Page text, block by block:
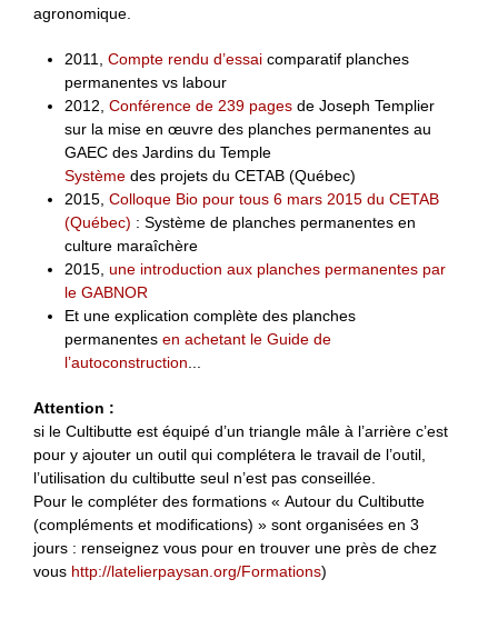
agronomique.
2011,Compte rendu d’essai comparatif planches
permanentes vs labour
2012,Conférence de 239 pages de Joseph Templier
sur la mise en œuvre des planches permanentes au
GAEC des Jardins du Temple
Système des projets du CETAB (Québec)
2015,Colloque Bio pour tous 6 mars 2015 du CETAB
(Québec) : Système de planches permanentes en
culture maraîchère
2015,une introduction aux planches permanentes par
le GABNOR
Et une explication complète des planches
permanentesen achetant le Guide de
l’autoconstruction
Attention :
si le Cultibutte est équipé d’un triangle mâle à l’arrière c’est
pour y ajouter un outil qui complétera le travail de l’outil,
l’utilisation du cultibutte seul n’est pas conseillée.
Pour le compléter des formations « Autour du Cultibutte
(compléments et modifications) » sont organisées en 3
jours : renseignez vous pour en trouver une près de chez
vous http://latelierpaysan.org/Formations)